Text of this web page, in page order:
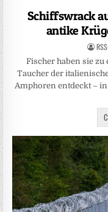
Schiffswrack
antike
Fischer haben sie
Taucher der
Amphoren entdeckt –